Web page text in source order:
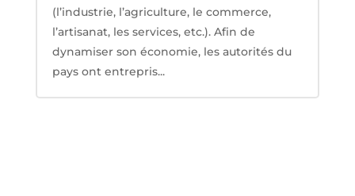
(l’industrie, l’agriculture, le commerce,
l’artisanat, les services, etc.). Afin de
dynamiser son économie, les autorités du
pays ont entrepris...